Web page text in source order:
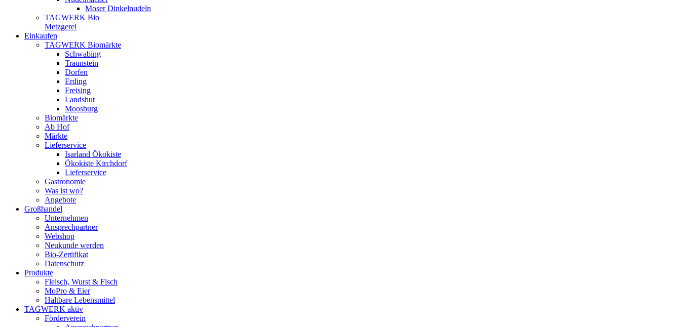
Moser Dinkelnudeln
TAGWERK Bio
Metzgerei
Einkaufen
TAGWERK Biomärkte
Schwabing
Traunstein
Dorfen
Erding
Freising
Landshut
Moosburg
Biomärkte
Ab Hof
Märkte
Lieferservice
Isarland Ökokiste
Ökokiste Kirchdorf
Lieferservice
Gastronomie
Was ist wo?
Angebote
Großhandel
Unternehmen
Ansprechpartner
Webshop
Neukunde werden
Bio-Zertifikat
Datenschutz
Produkte
Fleisch, Wurst & Fisch
MoPro & Eier
Haltbare Lebensmittel
TAGWERK aktiv
Förderverein